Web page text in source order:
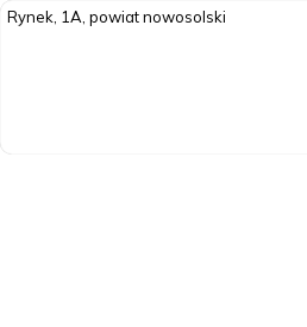
Rynek, 1A, powiat nowosolski